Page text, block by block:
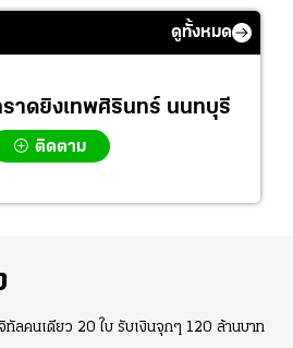
ดูทั้งหมด
าดยิงเทพศิรินทร์ นนทบุรี
ติดตาม
ลคนเดียว 20 ใบ รับเงินจุกๆ 120 ล้านบาท